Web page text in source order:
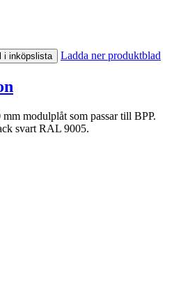
i inköpslista Ladda ner produktblad
modulplåt som passar till BPP.
svart RAL 9005.